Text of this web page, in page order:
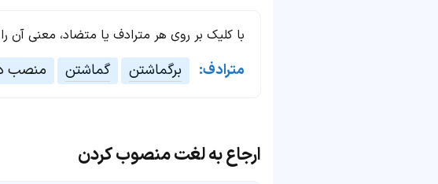
با کلیک بر روی هر مترادف یا متضاد، معنی آن
مترادف: برگماشتن گماشتن منصب
ارجاع به لغت منصوب کردن